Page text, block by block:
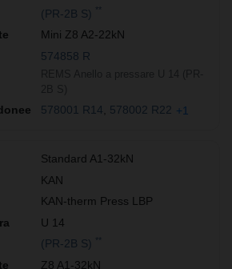
(PR-2B S)
Mini Z8 A2-22kN
574858 R
578001 R14 578002 R22 +1
Standard A1-32kN
KAN
KAN-therm Press LBP
U 14
(PR-2B S)
Z8 A1-32kN